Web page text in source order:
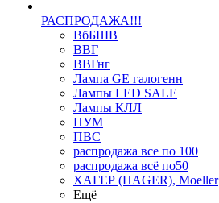
РАСПРОДАЖА!!!
ВбБШВ
ВВГ
ВВГнг
Лампа GE галогенн
Лампы LED SALE
Лампы КЛЛ
НУМ
ПВС
распродажа все по 100
распродажа всё по50
ХАГЕР (HAGER), Moeller
Ещё